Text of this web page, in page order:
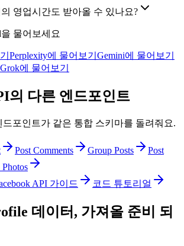
의 영업시간도 받아올 수 있나요?
물어보세요
Perplexity에 물어보기 Gemini에 물어보기
Grok에 물어보기
의 다른 엔드포인트
드포인트가 같은 통합 스키마를 돌려줘요.
Post Comments Group Posts
Post
API 가이드 코드 튜토리얼
데이터, 가져올 준비 되